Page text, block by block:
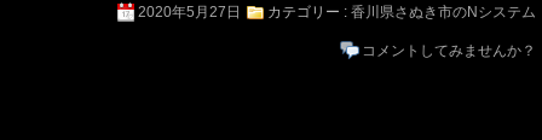
2020年5月27日 カテゴリー : 香川県さぬき市のNシステム
コメントしてみませんか？